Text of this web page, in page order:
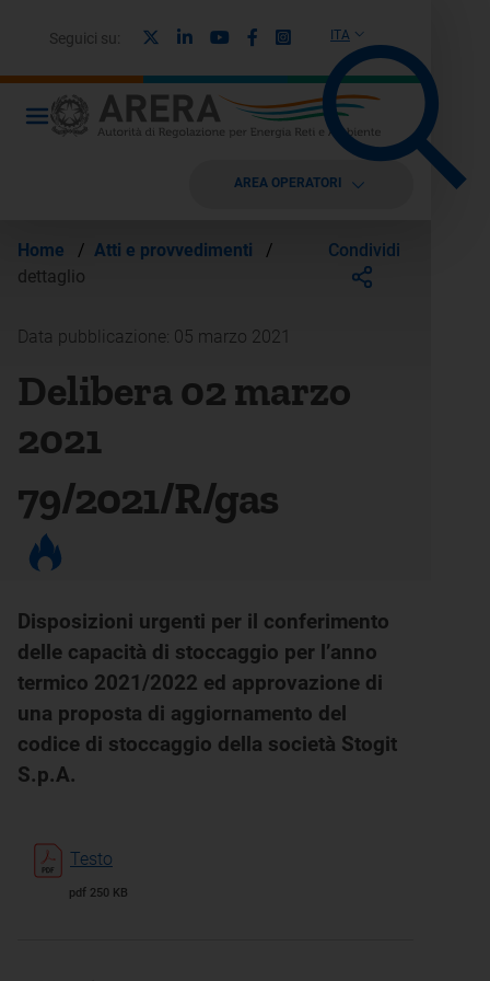
ITA
Seguici su: LinkedinYoutubeFacebook
Instagram
AREA OPERATORI
Home / Atti e provvedimenti
/
dettaglio
Condividi
Data pubblicazione: 05 marzo 2021
Delibera 02 marzo
2021
79/2021/R/gas
Disposizioni urgenti per il conferimento
delle capacità di stoccaggio per l’anno
termico 2021/2022 ed approvazione di
una proposta di aggiornamento del
codice di stoccaggio della società Stogit
S.p.A.
Testo
pdf 250 KB